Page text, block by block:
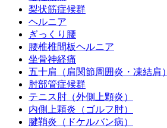
梨状筋症候群
ヘルニア
ぎっくり腰
腰椎椎間板ヘルニア
坐骨神経痛
五十肩（肩関節周囲炎・凍結肩）
肘部管症候群
テニス肘（外側上顆炎）
内側上顆炎（ゴルフ肘）
腱鞘炎（ドケルバン病）